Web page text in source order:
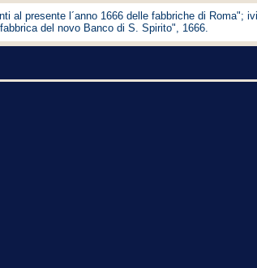
presente l´anno 1666 delle fabbriche di Roma";
del novo Banco di S. Spirito", 1666.